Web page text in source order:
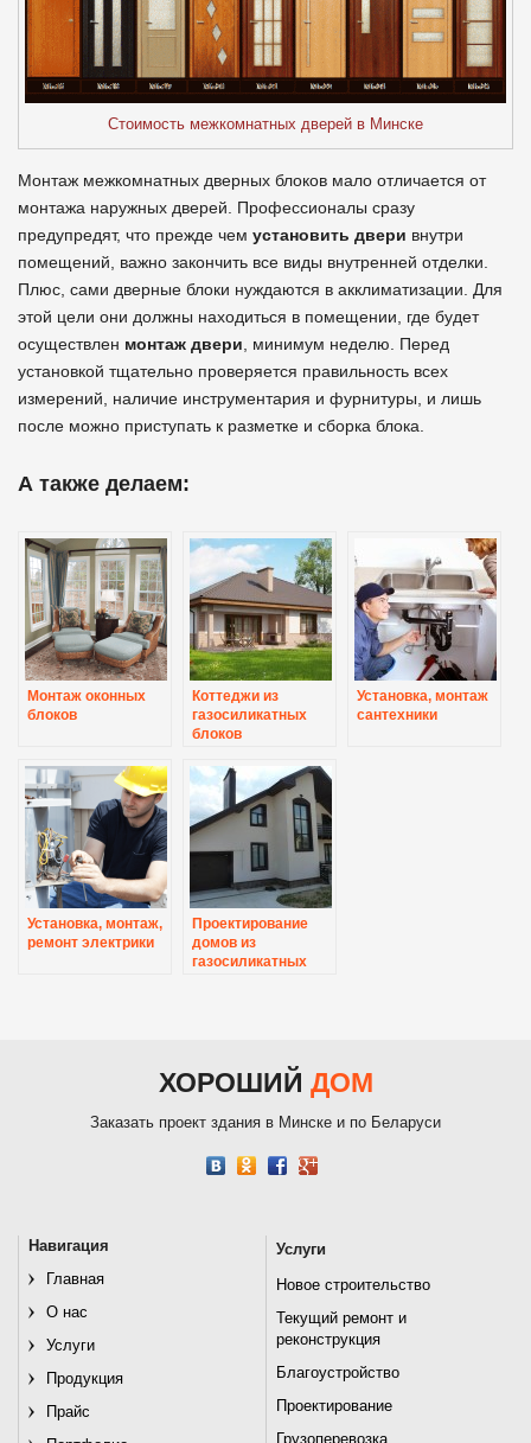
Стоимость межкомнатных дверей в Минске
Монтаж межкомнатных дверных блоков мало отличается от
монтажа наружных дверей. Профессионалы сразу
предупредят, что прежде чем установить двери внутри
помещений, важно закончить все виды внутренней отделки.
Плюс, сами дверные блоки нуждаются в акклиматизации. Для
этой цели они должны находиться в помещении, где будет
осуществлен монтаж двери , минимум неделю. Перед
установкой тщательно проверяется правильность всех
измерений, наличие инструментария и фурнитуры, и лишь
после можно приступать к разметке и сборка блока.
А также делаем:
Монтаж оконных
блоков
Коттеджи из
газосиликатных
блоков
Установка, монтаж
сантехники
Установка, монтаж,
ремонт электрики
Проектирование
домов из
газосиликатных
ХОРОШИЙ ДОМ
Заказать проект здания в Минске и по Беларуси
Навигация
Главная
О нас
Услуги
Продукция
Прайс
Услуги
Новое строительство
Текущий ремонт и
реконструкция
Благоустройство
Проектирование
Грузоперевозка